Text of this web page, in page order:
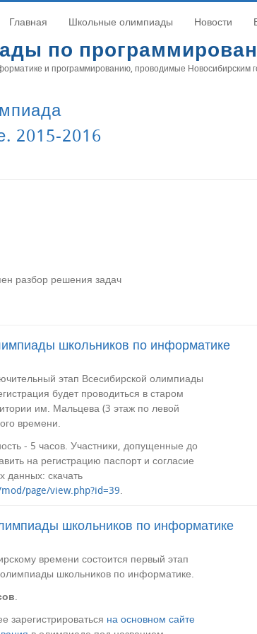
по
и программированию, проводимые Новосибирским
2015-2016
Главная Школьные олимпиады Новости
разбор решения задач
школьников по информатике
этап Всесибирской олимпиады
будет проводиться в старом
им. Мальцева (3 этаж по левой
времени.
- 5 часов. Участники, допущенные до
на регистрацию паспорт и согласие
данных: скачать
page/view.php?id=39
школьников по информатике
времени состоится первый этап
школьников по информатике.
зарегистрироваться на основном сайте